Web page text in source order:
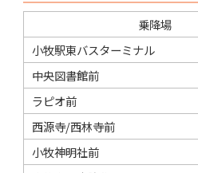
乗降場
小牧駅東バスターミナル
中央図書館前
ラピオ前
西源寺/西林寺前
小牧神明社前